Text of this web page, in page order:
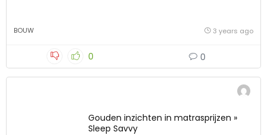
BOUW 3 years ago
0 0
Gouden inzichten in matrasprijzen »
Sleep Savvy